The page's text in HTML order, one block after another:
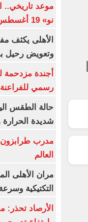
موعد تاريخي..
نو» 19 أغسطس
الأهلى يكثف
وتعويض رحيل
أجندة
رسمي
شديدة الحرارة و7 ظواهر
مدرب
العالم
مران الأهلى
التكتيكية
الأرصاد تحذر: